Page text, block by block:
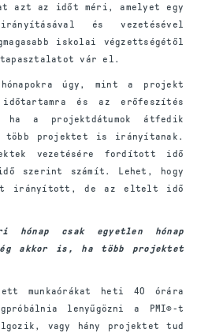
azt az időt méri, amelyet egy
és vezetésével
iskolai végzettségétől
tapasztalatot vár el.
úgy, mint a projekt
és az erőfeszítés
ha a projektdátumok átfedik
több projektet is irányítanak.
vezetésére fordított idő
szerint számít. Lehet, hogy
irányított, de az eltelt idő
hónap csak egyetlen hónap
akkor is, ha több projektet
munkaórákat heti 40 órára
lenyűgözni a PMI®-t
vagy hány projektet tud